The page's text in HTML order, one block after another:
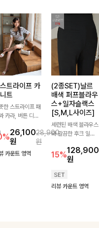
트라이프 카
트
한 스트라이프 패
카라, 버튼 디테
도 세련된 무드를
성해주는 니트 🤍
럽고 가벼운 착용
26,100
원
28,900
원
카운트 영역
(2종SET)날르
배색 퍼프블라우
스+일자슬랙스
[S,M,L사이즈]
세련된 배색 블라우스
와 깔끔한 후크 일자
세트입니다. 허리 라
인을 자연스럽게 살려
일자핏 슬랙스가 만나
단정하면서도 고급스
15%128,900
원
리뷰 카운트 영역